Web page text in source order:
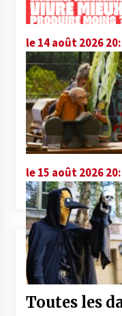
le 14 août 2026
le 15 août 2026
Toutes les